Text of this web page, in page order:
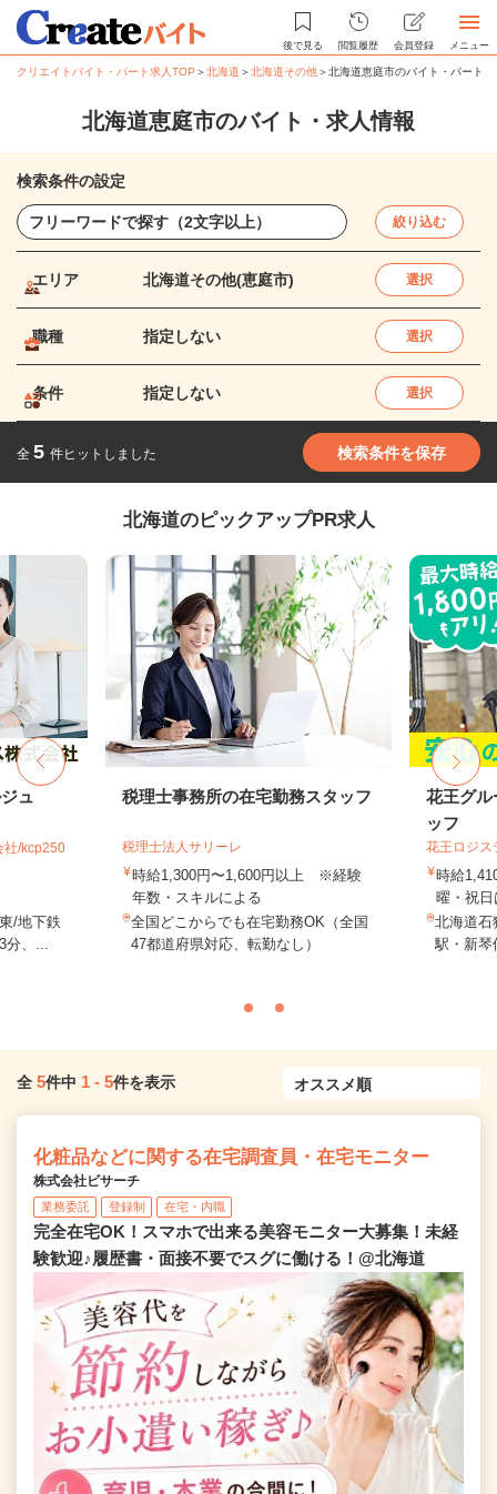
後で見る 閲覧履歴 会員登録 メニュー
クリエイトバイト・パート求人TOP ＞北海道 ＞北海道その他＞北海道恵庭市のバイト・パート求
北海道恵庭市のバイト・求人情報
検索条件の設定
絞り込む
エリア 北海道その他(恵庭市) 選択
職種 指定しない 選択
条件 指定しない 選択
全 5 件ヒットしました 検索条件を保存
北海道のピックアップPR求人
ュ
社/kcp250
/地下鉄
、...
税理士事務所の在宅勤務スタッフ
税理士法人サリーレ
時給1,300円〜1,600円以上 ※経験
年数・スキルによる
全国どこからでも在宅勤務OK（全国
47都道府県対応、転勤なし）
花王グル
ッフ
花王ロジ
時給
曜・祝
北海道石
駅・新琴
全 5件中 1 - 5件を表示
化粧品などに関する在宅調査員・在宅モニター
株式会社ビサーチ
業務委託 登録制 在宅・内職
完全在宅OK！スマホで出来る美容モニター大募集！未経
験歓迎♪履歴書・面接不要でスグに働ける！@北海道